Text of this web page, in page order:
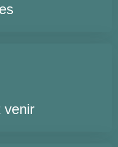
venir